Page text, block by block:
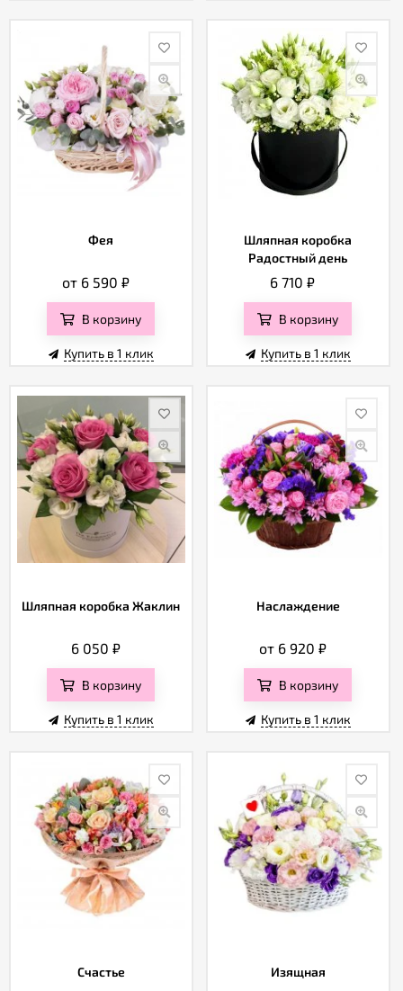
Фея
от 6 590 ₽
В корзину
Купить в 1 клик
Шляпная коробка
Радостный день
6 710₽
В корзину
Купить в 1 клик
Шляпная коробка Жаклин
6 050 ₽
В корзину
Купить в 1 клик
Наслаждение
от 6 920 ₽
В корзину
Купить в 1 клик
Счастье Изящная